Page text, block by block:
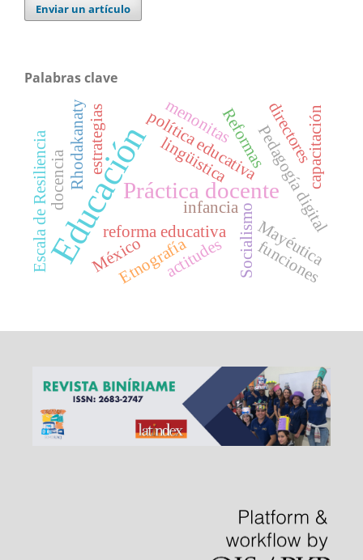
Enviar un artículo
Palabras clave
EducaciónPráctica docentePedagogía digital
política educativa
reforma educativa
Reformas
Escala de Resiliencia Socialismo
Rhodakanaty
lingüistica
Mayéutica
docencia
actitudes
Etnografía
menonitas
estrategias
México
infancia
capacitación
directores
funciones